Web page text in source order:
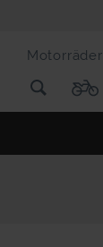
Motorräder